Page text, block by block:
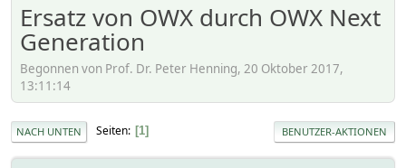
Ersatz von OWX durch OWX Next
Generation
Begonnen von Prof. Dr. Peter Henning, 20 Oktober 2017,
13:11:14
NACH UNTEN Seiten 1 BENUTZER-AKTIONEN